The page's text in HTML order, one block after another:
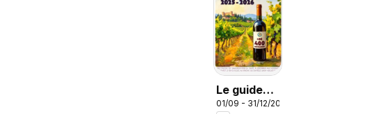
Le guide
des vins
01/09 - 31/12/2026